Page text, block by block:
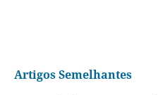
Artigos Semelhantes